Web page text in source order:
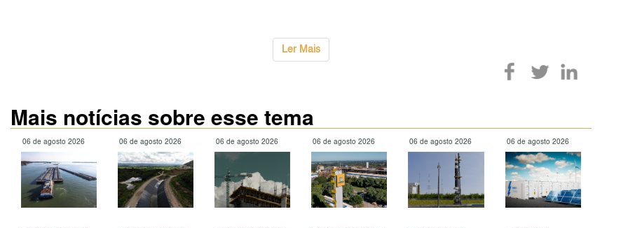
Ler Mais
Mais notícias sobre esse tema
06 de agosto 2026 06 de agosto 2026 06 de agosto 2026 06 de agosto 2026 06 de agosto 2026 06 de agosto 2026